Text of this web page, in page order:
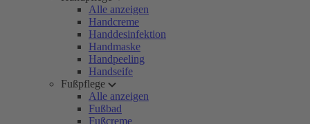
Alle anzeigen
Handcreme
Handdesinfektion
Handmaske
Handpeeling
Handseife
Fußpflege
Alle anzeigen
Fußbad
Fußcreme